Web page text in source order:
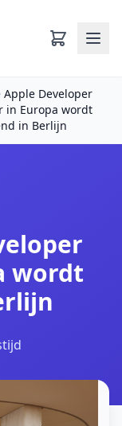
Apple Developer
in Europa wordt
in Berlijn
wordt